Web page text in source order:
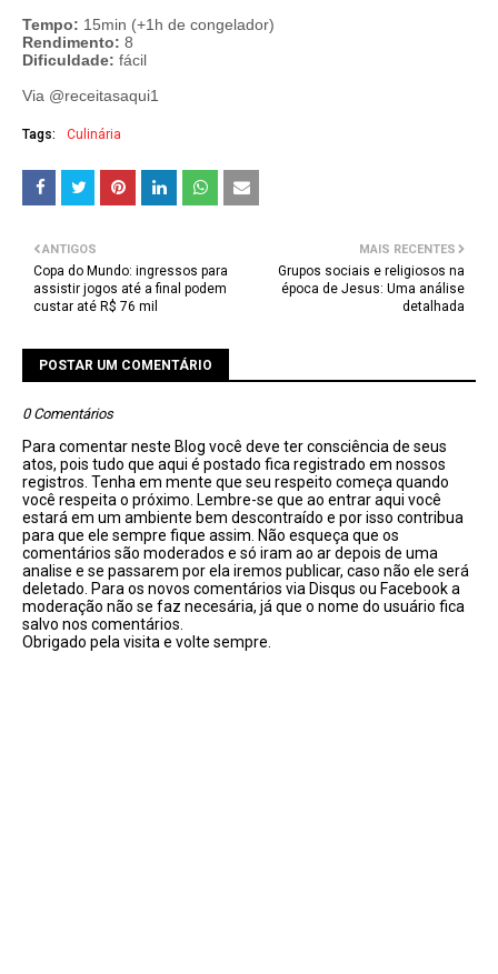
Tempo: 15min (+1h de congelador)
Rendimento: 8
Dificuldade: fácil
Via @receitasaqui1
Tags: Culinária
MAIS RECENTES
Grupos sociais e religiosos na
época de Jesus: Uma análise
detalhada
ANTIGOS
Copa do Mundo: ingressos para
assistir jogos até a final podem
custar até R$ 76 mil
POSTAR UM COMENTÁRIO
0 Comentários
Para comentar neste Blog você deve ter consciência de seus
atos, pois tudo que aqui é postado fica registrado em nossos
registros. Tenha em mente que seu respeito começa quando
você respeita o próximo. Lembre-se que ao entrar aqui você
estará em um ambiente bem descontraído e por isso contribua
para que ele sempre fique assim. Não esqueça que os
comentários são moderados e só iram ao ar depois de uma
analise e se passarem por ela iremos publicar, caso não ele será
deletado. Para os novos comentários via Disqus ou Facebook a
moderação não se faz necesária, já que o nome do usuário fica
salvo nos comentários.
Obrigado pela visita e volte sempre.